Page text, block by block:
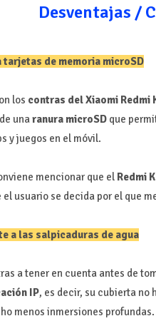
Desventajas /
tarjetas de memoria microSD
los contras del Xiaomi Redmi
unaranura microSDque
y juegos en el móvil.
mencionar que el Redmi
usuario se decida por el que
a las salpicaduras de agua
a tener en cuenta antes de
IP, es decir, su cubierta no
menos inmersiones profundas.